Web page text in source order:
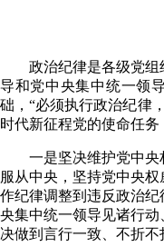
政治纪律是各级党
导和党中央集中统一领
础，“必须执行政治纪律
时代新征程党的使命任
一是坚决维护党中
服从中央，坚持党中央
作纪律调整到违反政治
央集中统一领导见诸行
决做到言行一致、不折不